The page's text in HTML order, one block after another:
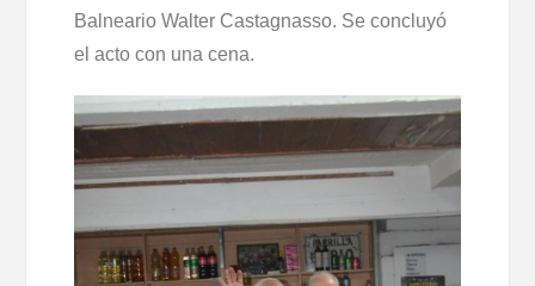
Balneario Walter Castagnasso. Se concluyó
el acto con una cena.